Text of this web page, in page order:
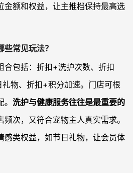
金额和权益，让主推档保持最高选
常见玩法？
合包括：折扣+洗护次数、折扣
物、折扣+积分加速。门店可根
洗护与健康服务往往是最重要的
频次，又符合宠物主人真实需求。
感类权益，如节日礼物，让会员体